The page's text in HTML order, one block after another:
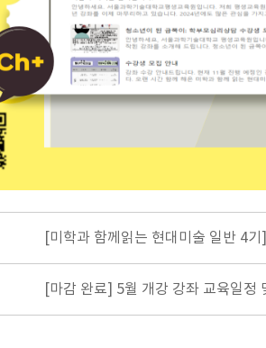
[미학과 함께읽는 현대미술 일반 4기
[마감 완료] 5월 개강 강좌 교육일정